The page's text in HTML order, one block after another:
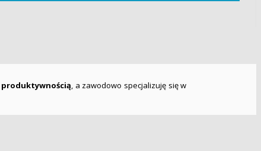
produktywnością, a zawodowo specjalizuję się w